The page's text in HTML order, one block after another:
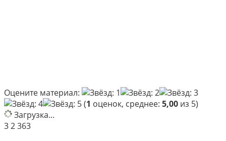
Оцените материал:
(1 оценок, среднее: 5,00 из 5)
Загрузка...
32 363